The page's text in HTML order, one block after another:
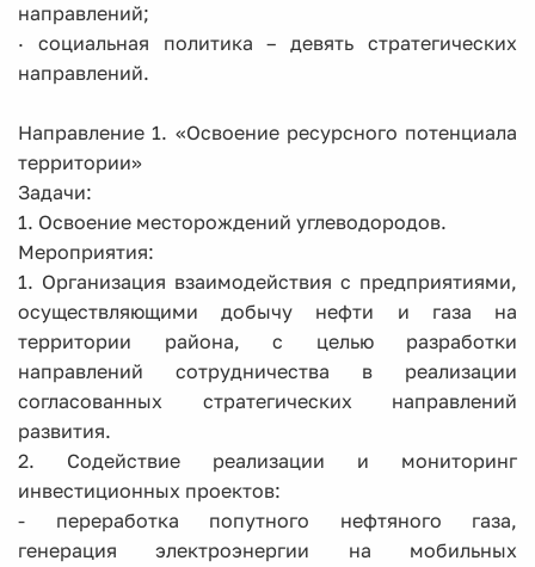
направлений;
· социальная политика – девять стратегических
направлений.
Направление 1. «Освоение ресурсного потенциала
территории»
Задачи:
1. Освоение месторождений углеводородов.
Мероприятия:
1. Организация взаимодействия с предприятиями,
осуществляющими добычу нефти и газа на
территории района, с целью разработки
направлений сотрудничества в реализации
согласованных стратегических направлений
развития.
2. Содействие реализации и мониторинг
инвестиционных проектов:
- переработка попутного нефтяного газа,
генерация электроэнергии на мобильных